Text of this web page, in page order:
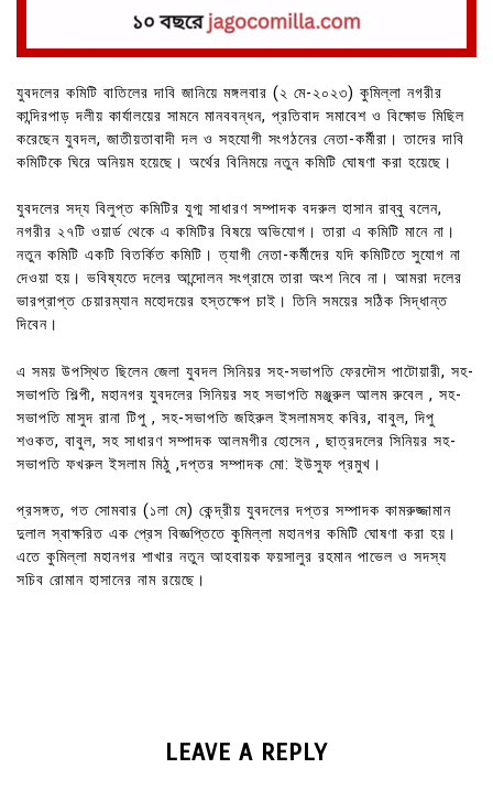
যুবদলের কমিটি বাতিলের দাবি জানিয়ে মঙ্গলবার (২ মে-২০২৩) কুমিল্লা নগরীর
কান্দিরপাড় দলীয় কার্যালয়ের সামনে মানববন্ধন, প্রতিবাদ সমাবেশ ও বিক্ষোভ মিছিল
করেছেন যুবদল, জাতীয়তাবাদী দল ও সহযোগী সংগঠনের নেতা-কর্মীরা। তাদের দাবি
কমিটিকে ঘিরে অনিয়ম হয়েছে। অর্থের বিনিময়ে নতুন কমিটি ঘোষণা করা হয়েছে।
যুবদলের সদ্য বিলুপ্ত কমিটির যুগ্ম সাধারণ সম্পাদক বদরুল হাসান রাব্বু বলেন,
নগরীর ২৭টি ওয়ার্ড থেকে এ কমিটির বিষয়ে অভিযোগ। তারা এ কমিটি মানে না।
নতুন কমিটি একটি বিতর্কিত কমিটি। ত্যাগী নেতা-কর্মীদের যদি কমিটিতে সুযোগ না
দেওয়া হয়। ভবিষ্যতে দলের আন্দোলন সংগ্রামে তারা অংশ নিবে না। আমরা দলের
ভারপ্রাপ্ত চেয়ারম্যান মহোদয়ের হস্তক্ষেপ চাই। তিনি সময়ের সঠিক সিদ্ধান্ত
দিবেন।
এ সময় উপস্থিত ছিলেন জেলা যুবদল সিনিয়র সহ-সভাপতি ফেরদৌস পাটোয়ারী, সহ-
সভাপতি শিল্পী, মহানগর যুবদলের সিনিয়র সহ সভাপতি মঞ্জুরুল আলম রুবেল , সহ-
সভাপতি মাসুদ রানা টিপু , সহ-সভাপতি জহিরুল ইসলামসহ কবির, বাবুল, দিপু
শওকত, বাবুল, সহ সাধারণ সম্পাদক আলমগীর হোসেন , ছাত্রদলের সিনিয়র সহ-
সভাপতি ফখরুল ইসলাম মিঠু ,দপ্তর সম্পাদক মো: ইউসুফ প্রমুখ।
প্রসঙ্গত, গত সোমবার (১লা মে) কেন্দ্রীয় যুবদলের দপ্তর সম্পাদক কামরুজ্জামান
দুলাল স্বাক্ষরিত এক প্রেস বিজ্ঞপ্তিতে কুমিল্লা মহানগর কমিটি ঘোষণা করা হয়।
এতে কুমিল্লা মহানগর শাখার নতুন আহবায়ক ফয়সালুর রহমান পাভেল ও সদস্য
সচিব রোমান হাসানের নাম রয়েছে।
LEAVE A REPLY